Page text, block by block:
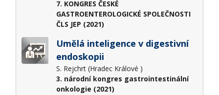
7. KONGRES ČESKÉ
GASTROENTEROLOGICKÉ SPOLEČNOSTI
ČLS JEP (2021)
Umělá inteligence v digestivní
endoskopii
S. Rejchrt (Hradec Králové )
3. národní kongres gastrointestinální
onkologie (2021)